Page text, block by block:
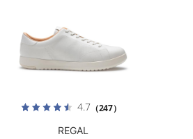
4.7（247）
REGAL